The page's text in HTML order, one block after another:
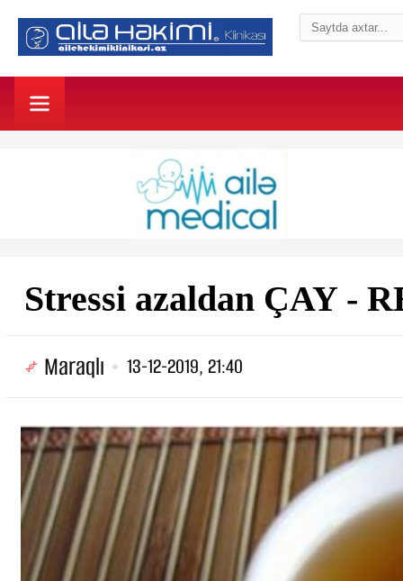
Stressi azaldan ÇAY -
Maraqlı 13-12-2019, 21:40